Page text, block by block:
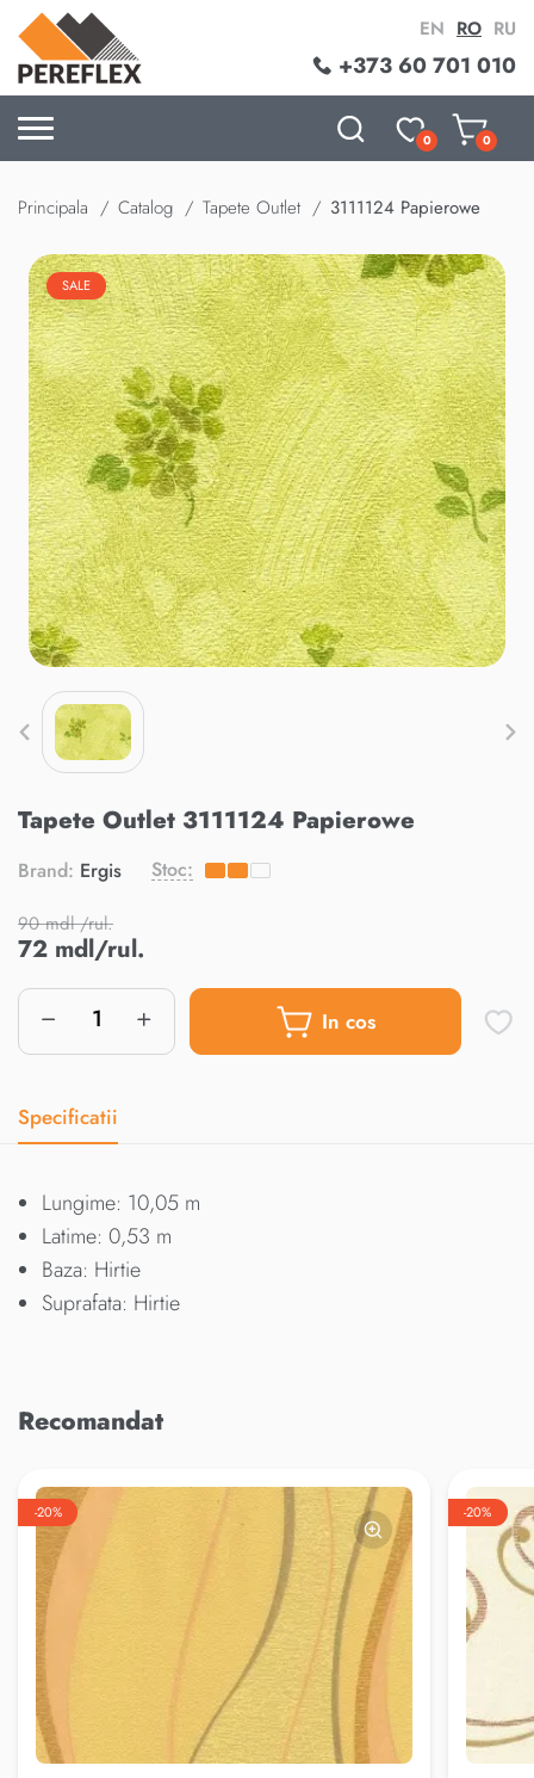
+373 60 701 010
EN RO RU
0 0
Principala Catalog Tapete Outlet 3111124 Papierowe
SALE
Tapete Outlet 3111124 Papierowe
Brand: Ergis Stoc:
90 mdl /rul.
72 mdl/rul.
In cos
Specificatii
Lungime: 10,05 m
Latime: 0,53 m
Baza: Hirtie
Suprafata: Hirtie
Recomandat
-20% -20%